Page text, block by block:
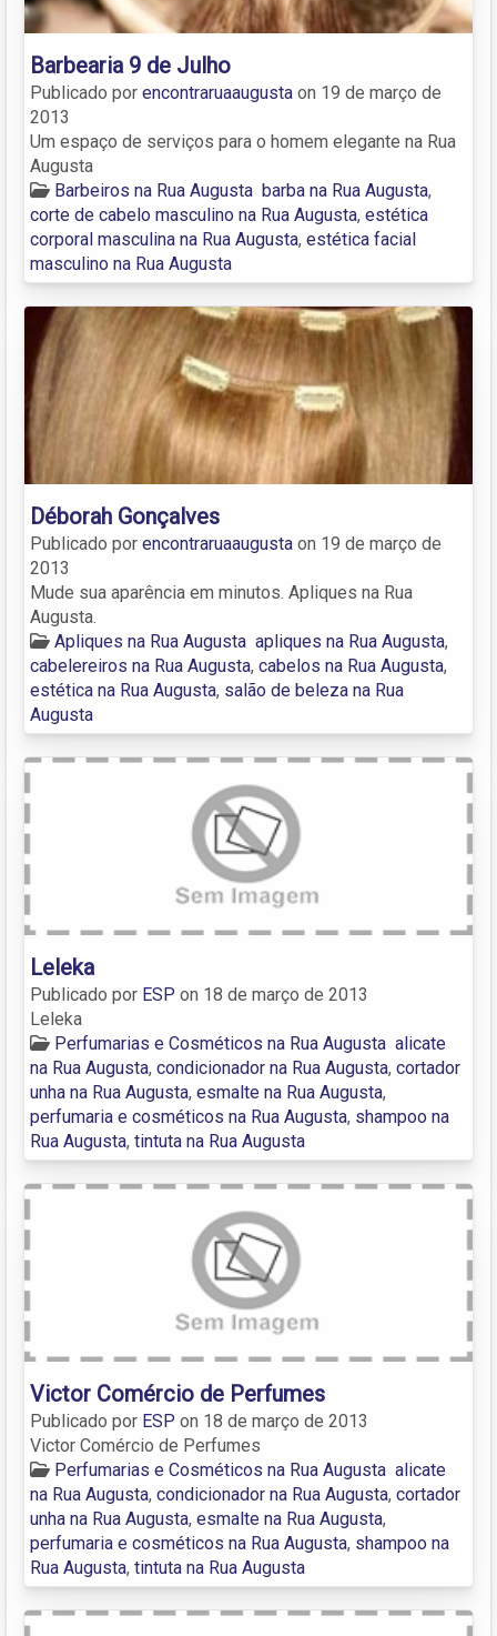
Barbearia 9 de Julho
Publicado por encontraruaaugusta on 19 de março de
2013
Um espaço de serviços para o homem elegante na Rua
Augusta
Barbeiros na Rua Augusta barba na Rua Augusta,
corte de cabelo masculino na Rua Augusta, estética
corporal masculina na Rua Augusta, estética facial
masculino na Rua Augusta
Déborah Gonçalves
Publicado por encontraruaaugusta on 19 de março de
2013
Mude sua aparência em minutos. Apliques na Rua
Augusta.
Apliques na Rua Augusta apliques na Rua Augusta,
cabelereiros na Rua Augusta, cabelos na Rua Augusta,
estética na Rua Augusta, salão de beleza na Rua
Augusta
Leleka
Publicado por ESP on 18 de março de 2013
Leleka
Perfumarias e Cosméticos na Rua Augusta alicate
na Rua Augusta, condicionador na Rua Augusta, cortador
unha na Rua Augusta, esmalte na Rua Augusta,
perfumaria e cosméticos na Rua Augusta, shampoo na
Rua Augusta, tintuta na Rua Augusta
Victor Comércio de Perfumes
Publicado por ESP on 18 de março de 2013
Victor Comércio de Perfumes
Perfumarias e Cosméticos na Rua Augusta alicate
na Rua Augusta, condicionador na Rua Augusta, cortador
unha na Rua Augusta, esmalte na Rua Augusta,
perfumaria e cosméticos na Rua Augusta, shampoo na
Rua Augusta, tintuta na Rua Augusta